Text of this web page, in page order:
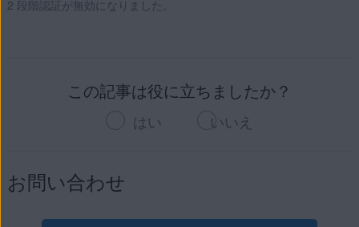
2 段階認証が無効になりました。
この記事は役に立ちましたか？
はい いいえ
お問い合わせ